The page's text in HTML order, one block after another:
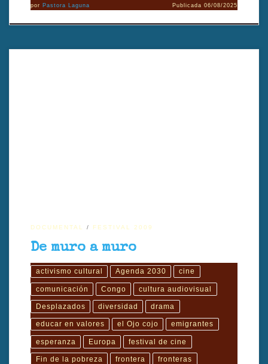
por Pastora Laguna Publicada06/08/2025
DOCUMENTAL FESTIVAL 2009
De muro a muro
activismo cultural Agenda 2030 cine
comunicación Congo cultura audiovisual
Desplazados diversidad drama
educar en valores el Ojo cojo emigrantes
esperanza Europa festival de cine
Fin de la pobreza frontera fronteras